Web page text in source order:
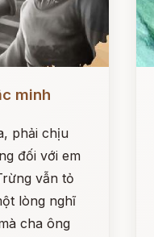
minh
phải chịu
đối với em
vẫn tỏ
lòng nghĩ
cha ông